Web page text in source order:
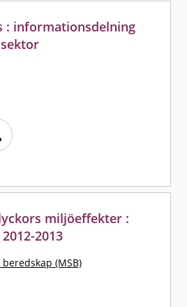
: informationsdelning
miljöeffekter :
2013
(MSB)